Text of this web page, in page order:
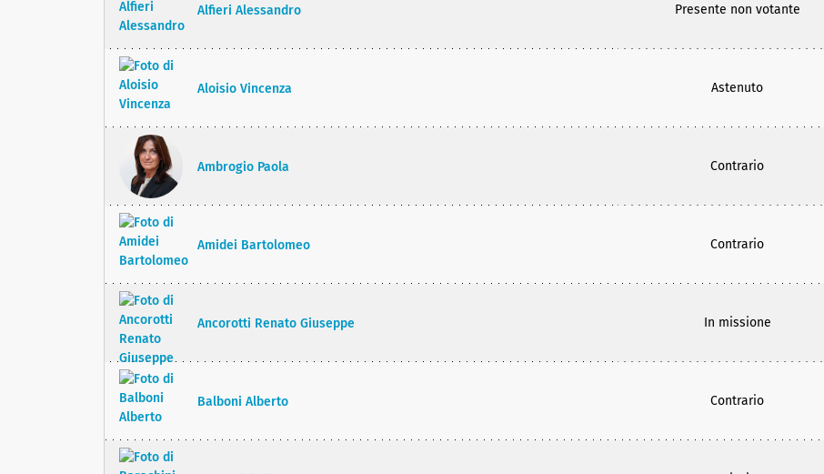
Alfieri Alessandro Presente non votante
Aloisio Vincenza Astenuto
Ambrogio Paola Contrario
Amidei Bartolomeo Contrario
Ancorotti Renato Giuseppe In missione
Balboni Alberto Contrario